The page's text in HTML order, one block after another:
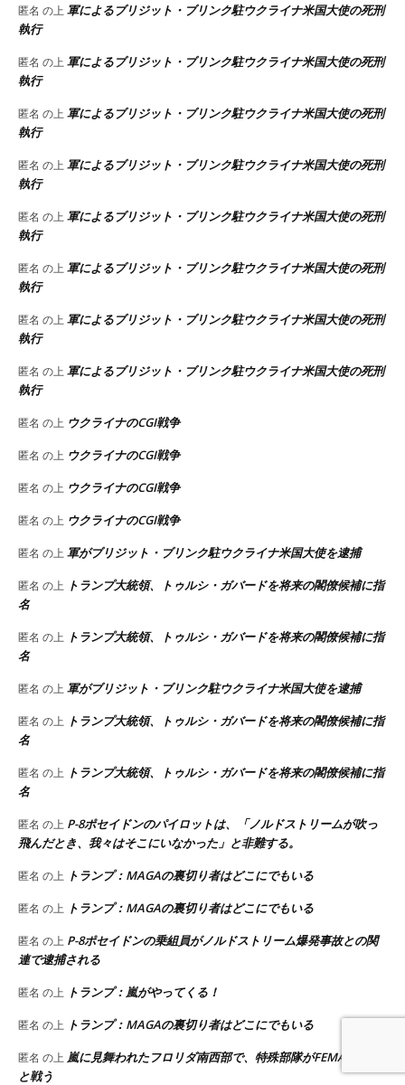
匿名 の上 軍によるブリジット・ブリンク駐ウクライナ米国大使の死刑
執行
匿名 の上 軍によるブリジット・ブリンク駐ウクライナ米国大使の死刑
執行
匿名 の上 軍によるブリジット・ブリンク駐ウクライナ米国大使の死刑
執行
匿名 の上 軍によるブリジット・ブリンク駐ウクライナ米国大使の死刑
執行
匿名 の上 軍によるブリジット・ブリンク駐ウクライナ米国大使の死刑
執行
匿名 の上 軍によるブリジット・ブリンク駐ウクライナ米国大使の死刑
執行
匿名 の上 軍によるブリジット・ブリンク駐ウクライナ米国大使の死刑
執行
匿名 の上 軍によるブリジット・ブリンク駐ウクライナ米国大使の死刑
執行
匿名 の上 ウクライナのCGI戦争
匿名 の上 ウクライナのCGI戦争
匿名 の上 ウクライナのCGI戦争
匿名 の上 ウクライナのCGI戦争
匿名 の上 軍がブリジット・ブリンク駐ウクライナ米国大使を逮捕
匿名 の上 トランプ大統領、トゥルシ・ガバードを将来の閣僚候補に指
名
匿名 の上 トランプ大統領、トゥルシ・ガバードを将来の閣僚候補に指
名
匿名 の上 軍がブリジット・ブリンク駐ウクライナ米国大使を逮捕
匿名 の上 トランプ大統領、トゥルシ・ガバードを将来の閣僚候補に指
名
匿名 の上 トランプ大統領、トゥルシ・ガバードを将来の閣僚候補に指
名
匿名 の上 P-8ポセイドンのパイロットは、「ノルドストリームが吹っ
飛んだとき、我々はそこにいなかった」と非難する。
匿名 の上 トランプ：MAGAの裏切り者はどこにでもいる
匿名 の上 トランプ：MAGAの裏切り者はどこにでもいる
匿名 の上 P-8ポセイドンの乗組員がノルドストリーム爆発事故との関
連で逮捕される
匿名 の上 トランプ：嵐がやってくる！
匿名 の上 トランプ：MAGAの裏切り者はどこにでもいる
匿名 の上 嵐に見舞われたフロリダ南西部で、特殊部隊がFEMA略奪者
と戦う